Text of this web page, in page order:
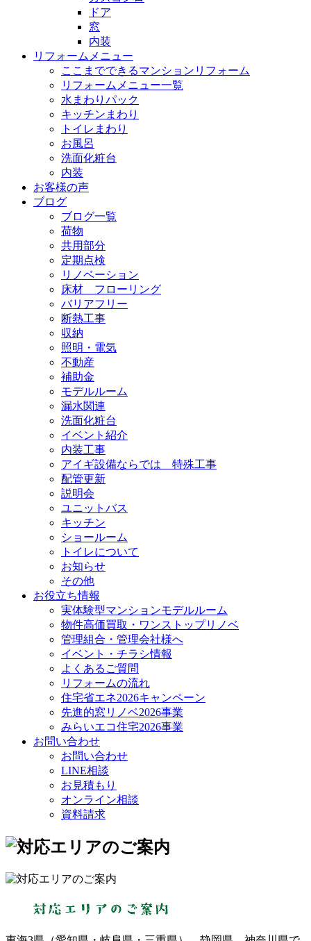
ドア
窓
内装
リフォームメニュー
ここまでできるマンションリフォーム
リフォームメニュー一覧
水まわりパック
キッチンまわり
トイレまわり
お風呂
洗面化粧台
内装
お客様の声
ブログ
ブログ一覧
荷物
共用部分
定期点検
リノベーション
床材 フローリング
バリアフリー
断熱工事
収納
照明・電気
不動産
補助金
モデルルーム
漏水関連
洗面化粧台
イベント紹介
内装工事
アイギ設備ならでは 特殊工事
配管更新
説明会
ユニットバス
キッチン
ショールーム
トイレについて
お知らせ
その他
お役立ち情報
実体験型マンションモデルルーム
物件高価買取・ワンストップリノベ
管理組合・管理会社様へ
イベント・チラシ情報
よくあるご質問
リフォームの流れ
住宅省エネ2026キャンペーン
先進的窓リノベ2026事業
みらいエコ住宅2026事業
お問い合わせ
お問い合わせ
LINE相談
お見積もり
オンライン相談
資料請求